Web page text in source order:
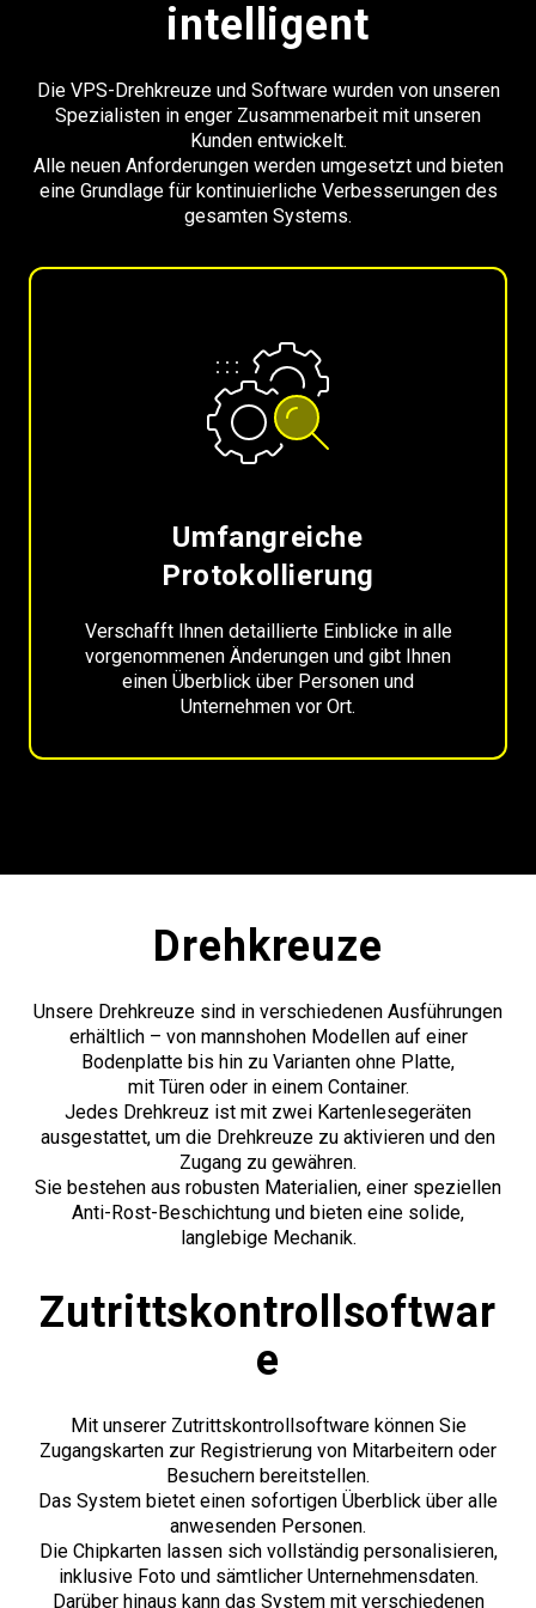
intelligent
Die VPS-Drehkreuze und Software wurden von unseren
Spezialisten in enger Zusammenarbeit mit unseren
Kunden entwickelt.
Alle neuen Anforderungen werden umgesetzt und bieten
eine Grundlage für kontinuierliche Verbesserungen des
gesamten Systems.
Umfangreiche
Protokollierung
Verschafft Ihnen detaillierte Einblicke in alle
vorgenommenen Änderungen und gibt Ihnen
einen Überblick über Personen und
Unternehmen vor Ort.
Drehkreuze
Unsere Drehkreuze sind in verschiedenen Ausführungen
erhältlich – von mannshohen Modellen auf einer
Bodenplatte bis hin zu Varianten ohne Platte,
mit Türen oder in einem Container.
Jedes Drehkreuz ist mit zwei Kartenlesegeräten
ausgestattet, um die Drehkreuze zu aktivieren und den
Zugang zu gewähren.
Sie bestehen aus robusten Materialien, einer speziellen
Anti-Rost-Beschichtung und bieten eine solide,
langlebige Mechanik.
Zutrittskontrollsoftwar
e
Mit unserer Zutrittskontrollsoftware können Sie
Zugangskarten zur Registrierung von Mitarbeitern oder
Besuchern bereitstellen.
Das System bietet einen sofortigen Überblick über alle
anwesenden Personen.
Die Chipkarten lassen sich vollständig personalisieren,
inklusive Foto und sämtlicher Unternehmensdaten.
Darüber hinaus kann das System mit verschiedenen